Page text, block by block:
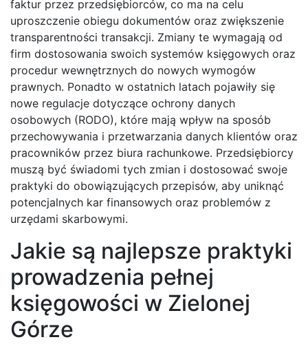
faktur przez przedsiębiorców, co ma na celu
uproszczenie obiegu dokumentów oraz zwiększenie
transparentności transakcji. Zmiany te wymagają od
firm dostosowania swoich systemów księgowych oraz
procedur wewnętrznych do nowych wymogów
prawnych. Ponadto w ostatnich latach pojawiły się
nowe regulacje dotyczące ochrony danych
osobowych (RODO), które mają wpływ na sposób
przechowywania i przetwarzania danych klientów oraz
pracowników przez biura rachunkowe. Przedsiębiorcy
muszą być świadomi tych zmian i dostosować swoje
praktyki do obowiązujących przepisów, aby uniknąć
potencjalnych kar finansowych oraz problemów z
urzędami skarbowymi.
Jakie są najlepsze praktyki
prowadzenia pełnej
księgowości w Zielonej
Górze